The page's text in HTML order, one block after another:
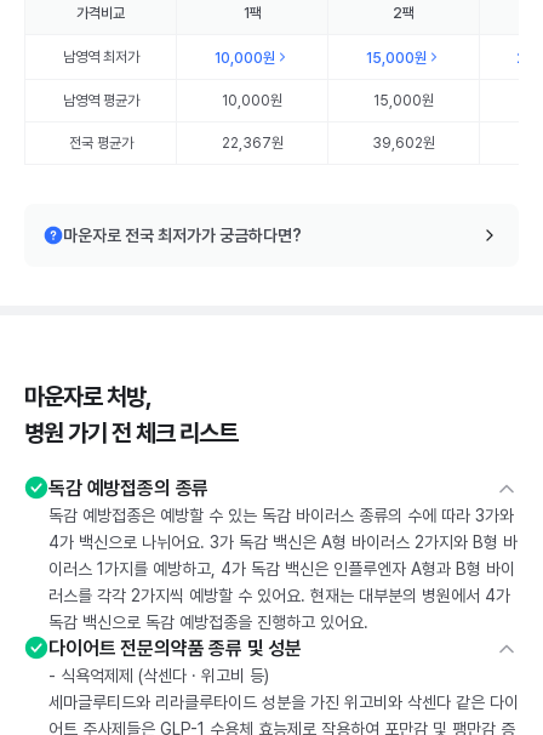
가격비교 1팩 2팩
남영역최저가 10,000원 15,000원
남영역평균가 10,000원 15,000원
전국 평균가 22,367원 39,602원
마운자로 전국 최저가가 궁금하다면?
마운자로 처방,
병원 가기 전 체크 리스트
독감 예방접종의 종류
독감 예방접종은 예방할 수 있는 독감 바이러스 종류의 수에 따라 3가와
4가 백신으로 나뉘어요. 3가 독감 백신은 A형 바이러스 2가지와 B형 바
이러스 1가지를 예방하고, 4가 독감 백신은 인플루엔자 A형과 B형 바이
러스를 각각 2가지씩 예방할 수 있어요. 현재는 대부분의 병원에서 4가
독감 백신으로 독감 예방접종을 진행하고 있어요.
다이어트 전문의약품 종류 및 성분
- 식욕억제제 (삭센다 · 위고비 등)
세마글루티드와 리라클루타이드 성분을 가진 위고비와 삭센다 같은 다이
어트 주사제들은 GLP-1 수용체 효능제로 작용하여 포만감 및 팽만감 증